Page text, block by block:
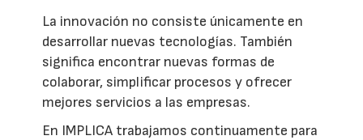
La innovación no consiste únicamente en
desarrollar nuevas tecnologías. También
significa encontrar nuevas formas de
colaborar, simplificar procesos y ofrecer
mejores servicios a las empresas.
En IMPLICA trabajamos continuamente para